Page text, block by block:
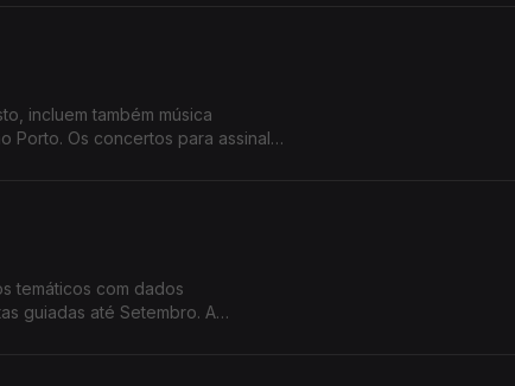
incluem também música
Porto. Os concertos para assinalar
temáticos com dados
guiadas até Setembro. A